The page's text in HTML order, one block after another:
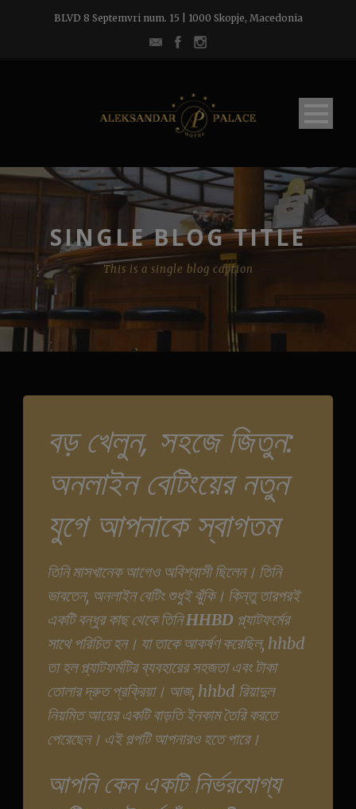
BLVD 8 Septemvri num. 15 | 1000 Skopje, Macedonia
SINGLE BLOG TITLE
This is a single blog caption
বড় খেলুন, সহজে জিতুন:
অনলাইন বেটিংয়ের নতুন
যুগে আপনাকে স্বাগতম
তিনি মাসখানেক আগেও অবিশ্বাসী ছিলেন। তিনি
ভাবতেন, অনলাইন বেটিং শুধুই ঝুঁকি। কিন্তু তারপরই
একটি বন্ধুর কাছ থেকে তিনিHHBD প্ল্যাটফর্মের
সাথে পরিচিত হন। যা তাকে আকর্ষণ করেছিল, hhbd
তা হল প্ল্যাটফর্মটির ব্যবহারের সহজতা এবং টাকা
তোলার দ্রুত প্রক্রিয়া। আজ, hhbd রিয়াদুল
নিয়মিত আয়ের একটি বাড়তি ইনকাম তৈরি করতে
পেরেছেন। এই গল্পটি আপনারও হতে পারে।
আপনি কেন একটি নির্ভরযোগ্য